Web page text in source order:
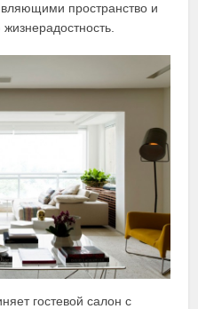
пространство и
гостевой салон с